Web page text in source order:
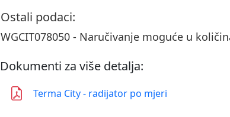
Ostali podaci:
WGCIT078050 - Naručivanje moguće u
Dokumenti za više detalja:
Terma City - radijator po mjeri